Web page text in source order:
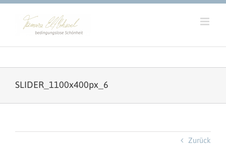
Zum
springen
SLIDER_1100x400px_6
Zurück